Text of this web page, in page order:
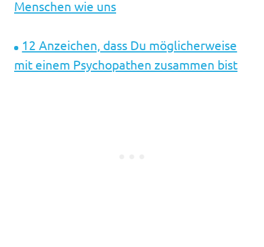
Menschen wie uns
12 Anzeichen, dass Du möglicherweise
mit einem Psychopathen zusammen bist